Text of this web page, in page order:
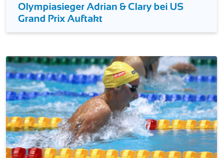
Olympiasieger Adrian & Clary bei US
Grand Prix Auftakt